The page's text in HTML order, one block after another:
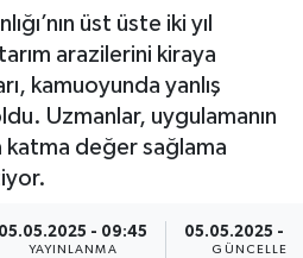
üst üste iki yıl
arazilerini kiraya
kamuoyunda yanlış
Uzmanlar, uygulamanın
katma değer sağlama
05.05.2025 - 09:45
YAYINLANMA
05.05.2025 -